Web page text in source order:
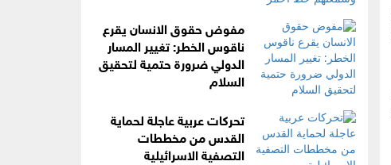
مفوض حقوق الانسان يقرع
ناقوس الخطر: تغيير المسار
الدولي ضرورة حتمية لتحقيق
السلام
تحركات عربية عاجلة لحماية
القدس من مخططات
التصفية الاسرائيلية